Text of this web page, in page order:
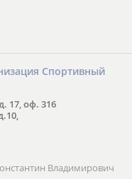
Спортивный
17, оф. 316
Владимирович